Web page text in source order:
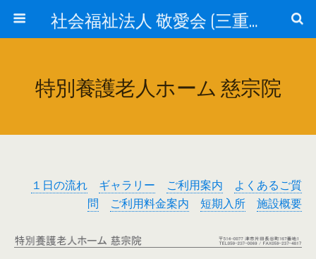
社会福祉法人 敬愛会 (三重県津市)
特別養護老人ホーム 慈宗院
１日の流れ ギャラリー ご利用案内
よくあるご質
問
ご利用料金案内 短期入所 施設概要